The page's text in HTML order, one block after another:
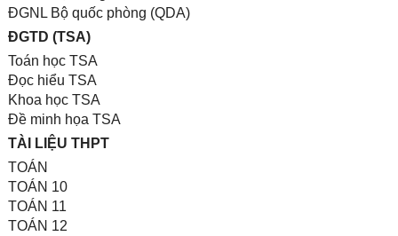
ĐGNL Bộ quốc phòng (QDA)
ĐGTD (TSA)
Toán học TSA
Đọc hiểu TSA
Khoa học TSA
Đề minh họa TSA
TÀI LIỆU THPT
TOÁN
TOÁN 10
TOÁN 11
TOÁN 12